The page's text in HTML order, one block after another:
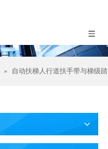
»
自动扶梯人行道扶手带与梯级踏